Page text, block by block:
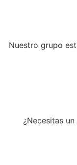
Nuestro grupo
¿Necesitas